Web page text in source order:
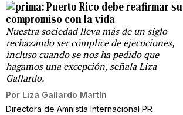
Puerto Rico debe reafirmar su
compromiso con la vida
Nuestra sociedad lleva más de un siglo
rechazando ser cómplice de ejecuciones,
incluso cuando se nos ha pedido que
hagamos una excepción, señala Liza
Gallardo.
Por Liza Gallardo Martín
Directora de Amnistía Internacional PR